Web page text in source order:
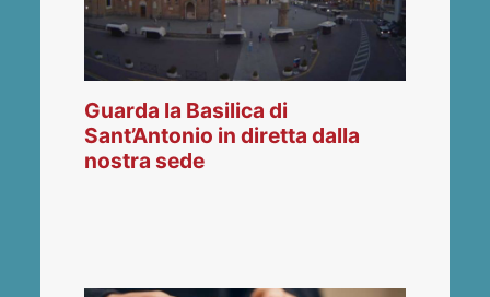
Guarda la Basilica di
Sant’Antonio in diretta dalla
nostra sede